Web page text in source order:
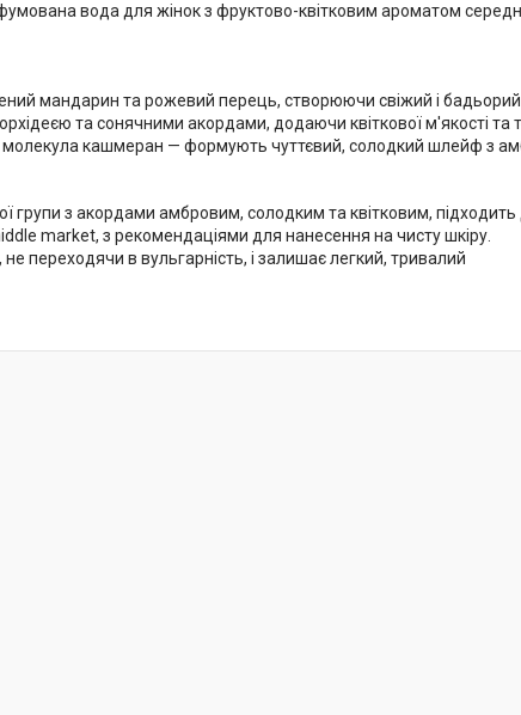
вода для жінок з фруктово-квітковим ароматом
мандарин та рожевий перець, створюючи свіжий і бадьорий
та сонячними акордами, додаючи квіткової м'якості та
молекула кашмеран — формують чуттєвий, солодкий шлейф з
групи з акордами амбровим, солодким та квітковим, підходить
market, з рекомендаціями для нанесення на чисту шкіру.​
не переходячи в вульгарність, і залишає легкий, тривалий